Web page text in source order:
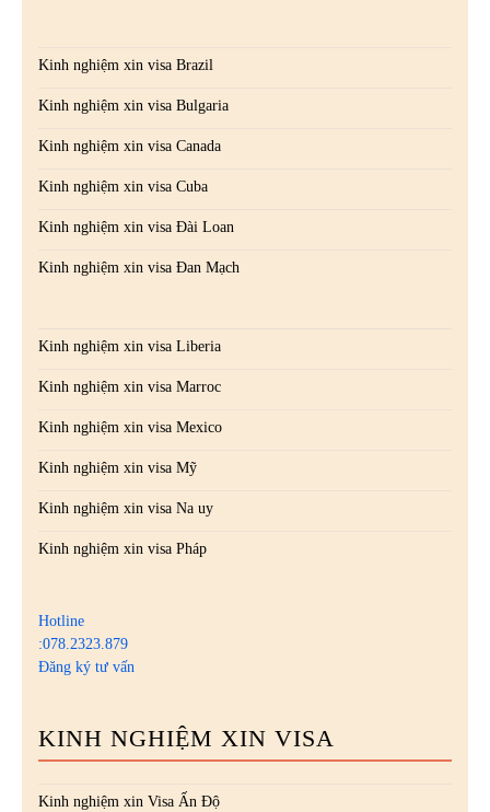
Kinh nghiệm xin visa Brazil
Kinh nghiệm xin visa Bulgaria
Kinh nghiệm xin visa Canada
Kinh nghiệm xin visa Cuba
Kinh nghiệm xin visa Đài Loan
Kinh nghiệm xin visa Đan Mạch
Kinh nghiệm xin visa Liberia
Kinh nghiệm xin visa Marroc
Kinh nghiệm xin visa Mexico
Kinh nghiệm xin visa Mỹ
Kinh nghiệm xin visa Na uy
Kinh nghiệm xin visa Pháp
Hotline
:078.2323.879
Đăng ký tư vấn
KINH NGHIỆM XIN VISA
Kinh nghiệm xin Visa Ấn Độ